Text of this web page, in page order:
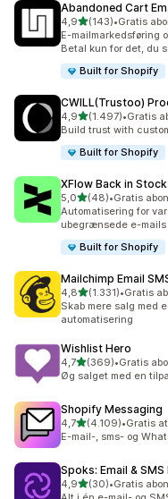
Abandoned Cart
4,9ud af 5 stjerner
(143)
143 anmeldelser i alt
•Gratis
E-mailmarkedsføring
Betal kun for det, du
Built for Shopify
CWILL(Trustoo)
4,9ud af 5 stjerner
(1.497)
1497 anmeldelser i alt
•Gratis
Build trust with
Built for Shopify
XFlow Back in
5,0ud af 5 stjerner
(48)
48 anmeldelser i alt
•Gratis
Automatisering for
ubegrænsede e-mails
Built for Shopify
Mailchimp Email
4,8ud af 5 stjerner
(1.331)
1331 anmeldelser i alt
•Gratis
Skab mere salg med
automatisering
Wishlist Hero
4,7ud af 5 stjerner
(369)
369 anmeldelser i alt
•Gratis
Øg salget med en
Shopify Messaging
4,7ud af 5 stjerner
(4.109)
4109 anmeldelser i alt
•Gratis
E-mail-, sms- og
Spoks: Email &
4,9ud af 5 stjerner
(30)
30 anmeldelser i alt
•Gratis